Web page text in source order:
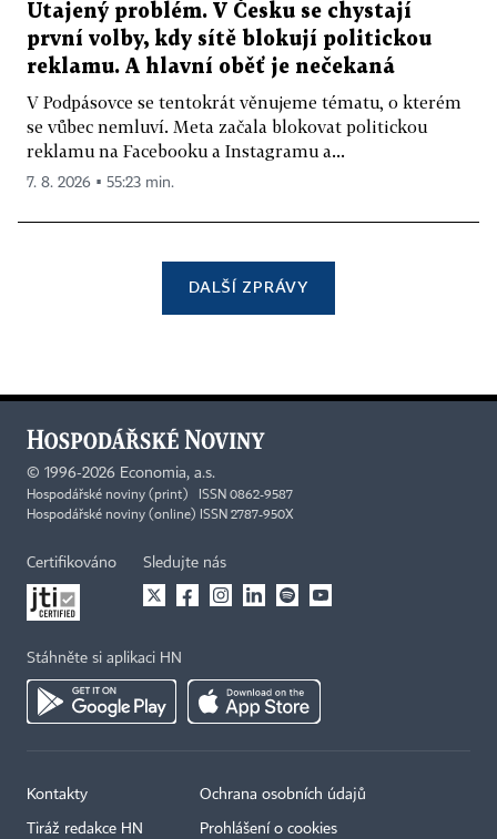
Utajený problém. V Česku se chystají
první volby, kdy sítě blokují politickou
reklamu. A hlavní oběť je nečekaná
V Podpásovce se tentokrát věnujeme tématu, o kterém
se vůbec nemluví. Meta začala blokovat politickou
reklamu na Facebooku a Instagramu a...
7. 8. 2026 ▪ 55:23 min.
DALŠÍ ZPRÁVY
© 1996-2026 Economia, a.s.
Hospodářské noviny (print) ISSN 0862-9587
Hospodářské noviny (online) ISSN 2787-950X
Certifikováno Sledujte nás
Stáhněte si aplikaci HN
Kontakty
Tiráž redakce HN
Ochrana osobních údajů
Prohlášení o cookies